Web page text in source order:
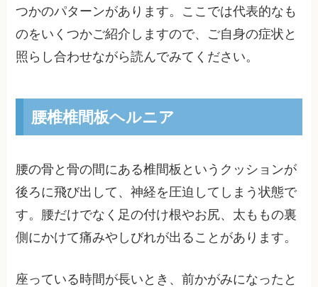
つかのパターンがあります。ここでは代表的なも
のをいくつかご紹介しますので、ご自身の症状と
照らし合わせながら読んでみてください。
腰椎椎間板ヘルニア
腰の骨と骨の間にある椎間板というクッションが
後ろに飛び出して、神経を圧迫してしまう状態で
す。腰だけでなく足の付け根やお尻、太ももの裏
側にかけて痛みやしびれが出ることがあります。
座っている時間が長いとき、前かがみになったと